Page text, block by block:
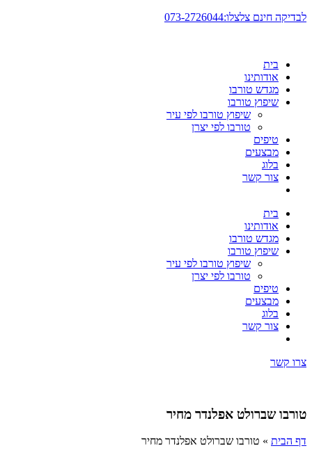
דלג
לבדיקה חינם צלצלו:073-2726044
בית
אודותינו
מגדש טורבו
שיפוץ טורבו
שיפוץ טורבו לפי עיר
טורבו לפי יצרן
טיפים
מבצעים
בלוג
צור קשר
בית
אודותינו
מגדש טורבו
שיפוץ טורבו
שיפוץ טורבו לפי עיר
טורבו לפי יצרן
טיפים
מבצעים
בלוג
צור קשר
צרו קשר
טורבו שברולט אפלנדר מחיר
דף הבית » טורבו שברולט אפלנדר מחיר